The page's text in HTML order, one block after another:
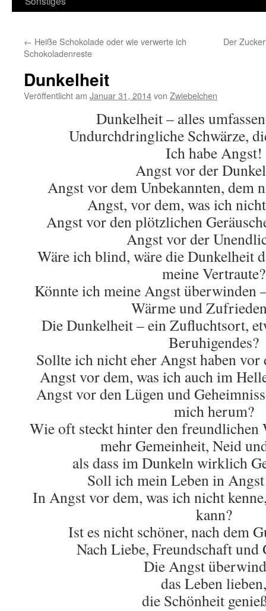
← Heiße Schokolade oder wie verwerte ich
Schokoladenreste
Der
Dunkelheit
Veröffentlicht am Januar 31, 2014von Zwiebelchen
Dunkelheit – alles
Undurchdringliche Schwärze,
Ich habe Angst!
Angst vor der
Angst vor dem Unbekannten, dem
Angst, vor dem, was ich
Angst vor den plötzlichen
Angst vor der
Wäre ich blind, wäre die Dunkelheit
meine Vertraute?
Könnte ich meine Angst überwinden
Wärme und
Die Dunkelheit – ein Zufluchtsort,
Beruhigendes?
Sollte ich nicht eher Angst haben vor
Angst vor dem, was ich auch im
Angst vor den Lügen und
mich herum?
Wie oft steckt hinter den
mehr Gemeinheit, Neid
als dass im Dunkeln wirklich
Soll ich mein Leben in
In Angst vor dem, was ich nicht
kann?
Ist es nicht schöner, nach dem
Nach Liebe, Freundschaft und
Die Angst
das Leben lieben,
die Schönheit